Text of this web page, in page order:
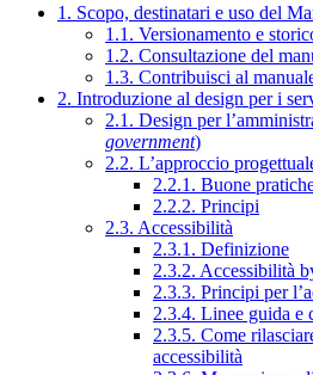
1. Scopo, destinatari e uso del
1.1. Versionamento e
1.2. Consultazione del
1.3. Contribuisci al
2. Introduzione al design per i
2.1. Design per
government)
2.2. L’approccio
2.2.1. Buone
2.2.2. Principi
2.3. Accessibilità
2.3.1. Definizione
2.3.2. Accessibilità
2.3.3. Principi per
2.3.4. Linee guida e
2.3.5. Come
accessibilità